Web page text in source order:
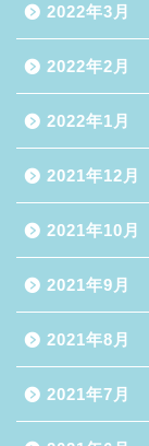
2022年3月
2022年2月
2022年1月
2021年12月
2021年10月
2021年9月
2021年8月
2021年7月